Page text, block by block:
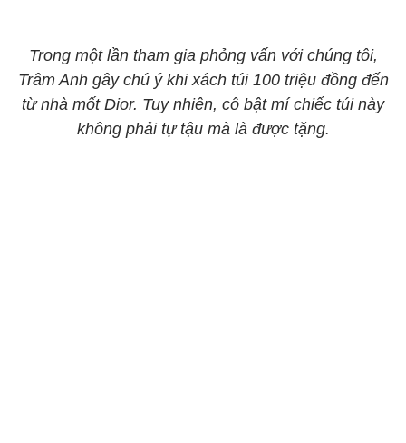
Trong một lần tham gia phỏng vấn với chúng tôi,
Trâm Anh gây chú ý khi xách túi 100 triệu đồng đến
từ nhà mốt Dior. Tuy nhiên, cô bật mí chiếc túi này
không phải tự tậu mà là được tặng.